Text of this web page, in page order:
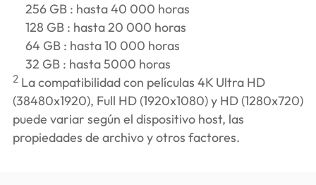
256 GB : hasta 40 000 horas
128 GB : hasta 20 000 horas
64 GB : hasta 10 000 horas
32 GB : hasta 5000 horas
2La compatibilidad con películas 4K Ultra HD
(38480x1920), Full HD (1920x1080) y HD (1280x720)
puede variar según el dispositivo host, las
propiedades de archivo y otros factores.